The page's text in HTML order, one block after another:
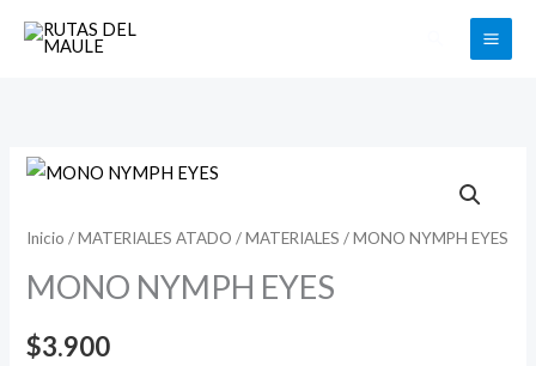
Buscar
Inicio /MATERIALES ATADO /MATERIALES / MONO NYMPH EYES
MONO NYMPH EYES
$3.900
MONO
EYES